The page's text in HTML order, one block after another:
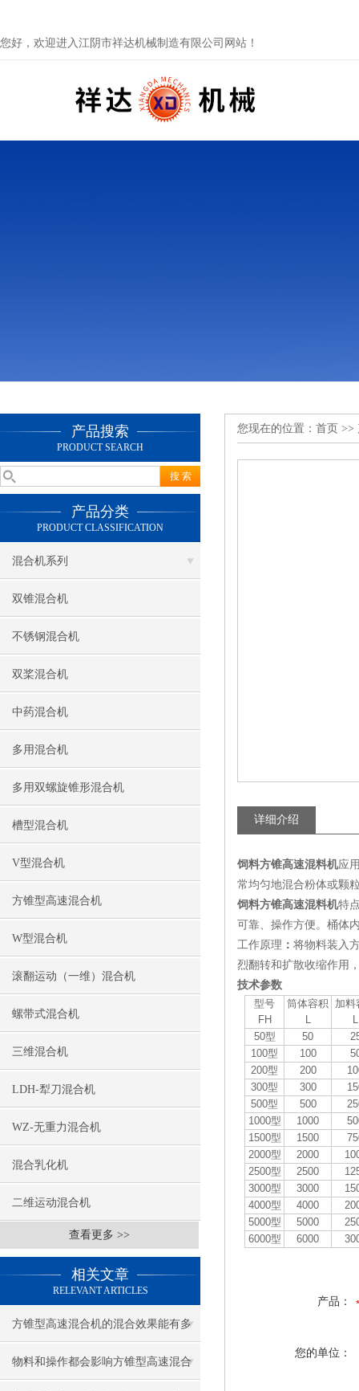
您好，欢迎进入江阴市祥达机械制造有限公司网站！
产品搜索
PRODUCT SEARCH
产品分类
PRODUCT CLASSIFICATION
混合机系列
双锥混合机
不锈钢混合机
双桨混合机
中药混合机
多用混合机
多用双螺旋锥形混合机
槽型混合机
V型混合机
方锥型高速混合机
W型混合机
滚翻运动（一维）混合机
螺带式混合机
三维混合机
LDH-犁刀混合机
WZ-无重力混合机
混合乳化机
二维运动混合机
查看更多 >>
相关文章
RELEVANT ARTICLES
方锥型高速混合机的混合效果能有多
理想？
物料和操作都会影响方锥型高速混合
您现在的位置： 首页 >>
详细介绍
饲料方锥高速混料机应
常均匀地混合粉体或颗
饲料方锥高速混料机特
可靠、操作方便。桶体
工作原理 ： 将物料装入
烈翻转和扩散收缩作用
技术参数
型号
FH
筒体容积
L
加料
L
50型
50
100型
100
200型
200
300型
300
500型
500
1000型
1000
1500型
1500
2000型
2000
2500型
2500
3000型
3000
4000型
4000
5000型
5000
6000型
6000
产品：
您的单位：